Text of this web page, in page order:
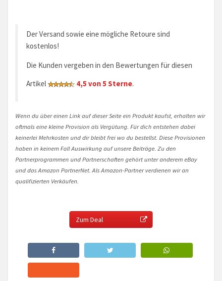
Der Versand sowie eine mögliche Retoure sind
kostenlos!
Die Kunden vergeben in den Bewertungen für diesen
Artikel
4,5 von 5 Sterne.
Wenn du über einen Link auf dieser Seite ein Produkt kaufst, erhalten wir
oftmals eine kleine Provision als Vergütung. Für dich entstehen dabei
keinerlei Mehrkosten und dir bleibt frei wo du bestellst. Diese Provisionen
haben in keinem Fall Auswirkung auf unsere Beiträge. Zu den
Partnerprogrammen und Partnerschaften gehört unter anderem eBay
und das Amazon PartnerNet. Als Amazon-Partner verdienen wir an
qualifizierten Verkäufen.
Zum Deal